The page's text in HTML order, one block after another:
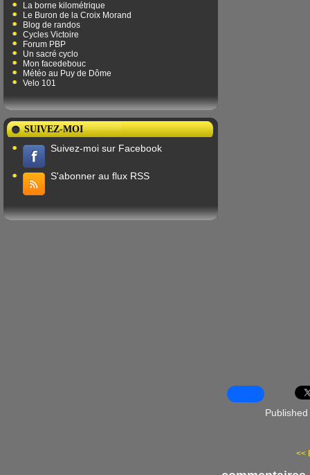
La borne kilométrique
Le Buron de la Croix Morand
Blog de randos
Cycles Victoire
Forum PBP
Un sacré cyclo
Mon facedebouc
Météo au Puy de Dôme
Velo 101
SUIVEZ-MOI
Suivez-moi sur Facebook
S'abonner au flux RSS
<<